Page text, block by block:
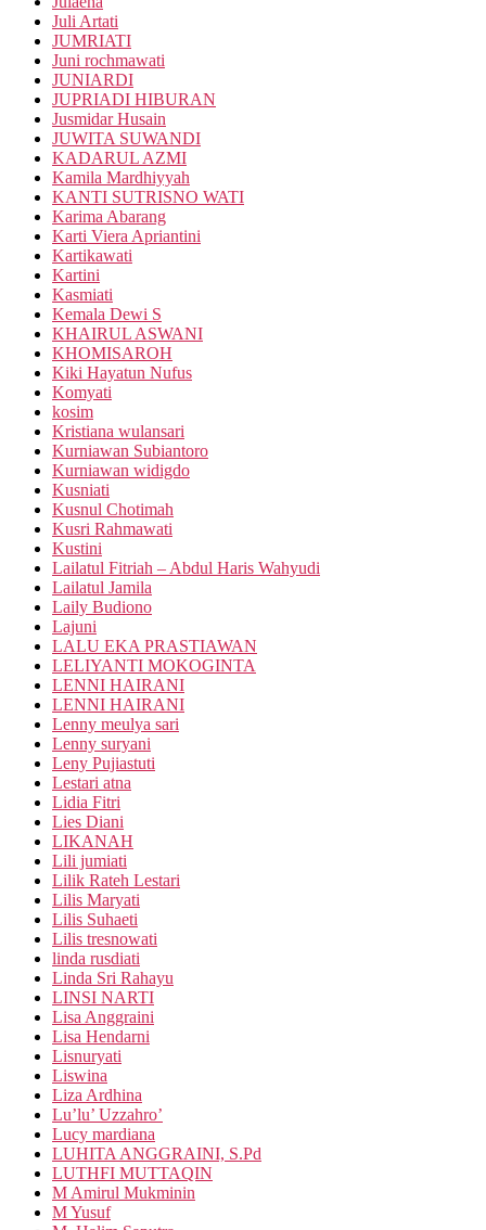
Juli Artati
JUMRIATI
Juni rochmawati
JUNIARDI
JUPRIADI HIBURAN
Jusmidar Husain
JUWITA SUWANDI
KADARUL AZMI
Kamila Mardhiyyah
KANTI SUTRISNO WATI
Karima Abarang
Karti Viera Apriantini
Kartikawati
Kartini
Kasmiati
Kemala Dewi S
KHAIRUL ASWANI
KHOMISAROH
Kiki Hayatun Nufus
Komyati
kosim
Kristiana wulansari
Kurniawan Subiantoro
Kurniawan widigdo
Kusniati
Kusnul Chotimah
Kusri Rahmawati
Kustini
Lailatul Fitriah – Abdul Haris Wahyudi
Lailatul Jamila
Laily Budiono
Lajuni
LALU EKA PRASTIAWAN
LELIYANTI MOKOGINTA
LENNI HAIRANI
LENNI HAIRANI
Lenny meulya sari
Lenny suryani
Leny Pujiastuti
Lestari atna
Lidia Fitri
Lies Diani
LIKANAH
Lili jumiati
Lilik Rateh Lestari
Lilis Maryati
Lilis Suhaeti
Lilis tresnowati
linda rusdiati
Linda Sri Rahayu
LINSI NARTI
Lisa Anggraini
Lisa Hendarni
Lisnuryati
Liswina
Liza Ardhina
Lu’lu’ Uzzahro’
Lucy mardiana
LUHITA ANGGRAINI, S.Pd
LUTHFI MUTTAQIN
M Amirul Mukminin
M Yusuf